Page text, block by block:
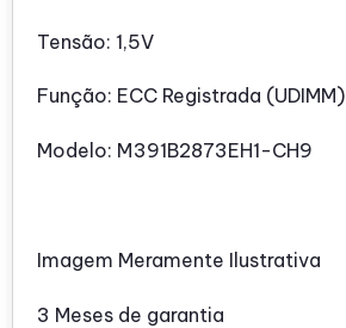
Tensão: 1,5V
Função: ECC Registrada (UDIMM)
Modelo: M391B2873EH1-CH9
Imagem Meramente Ilustrativa
3 Meses de garantia